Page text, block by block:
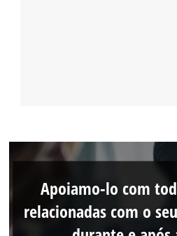
Apoiamo-lo com
relacionadas com o